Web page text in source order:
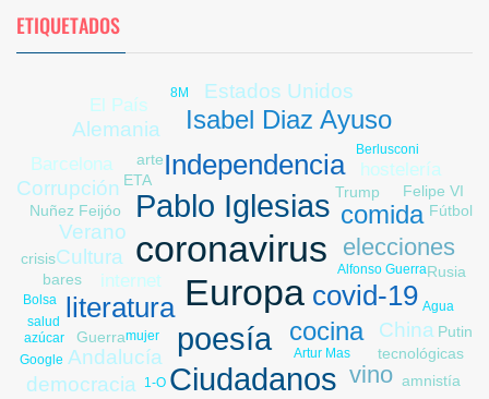
ETIQUETADOS
Europa
coronavirus
poesía
Ciudadanos
Pablo Iglesias
covid-19
literatura
Independencia
cocina
comida
Isabel Diaz Ayuso
elecciones
vino
Andalucía
Cultura
democracia
China
Estados Unidos
Verano
Alemania
Corrupción
hostelería
internet
Barcelona
El País
arte
bares
tecnológicas
crisis
Guerra
Nuñez Feijóo
amnistía
ETA
Felipe VI
Rusia
Fútbol
Putin
Trump
Alfonso Guerra
Berlusconi
Bolsa
mujer
salud
azúcar
Google
1-O
8M
Agua
Artur Mas